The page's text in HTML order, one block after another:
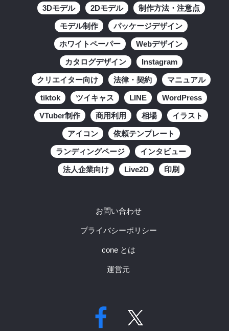
3Dモデル 2Dモデル 制作方法・注意点
モデル制作 パッケージデザイン
ホワイトペーパー Webデザイン
カタログデザイン Instagram
クリエイター向け 法律・契約 マニュアル
tiktok ツイキャス LINE WordPress
VTuber制作 商用利用 相場 イラスト
アイコン 依頼テンプレート
ランディングページ インタビュー
法人企業向け Live2D 印刷
お問い合わせ
プライバシーポリシー
cone とは
運営元